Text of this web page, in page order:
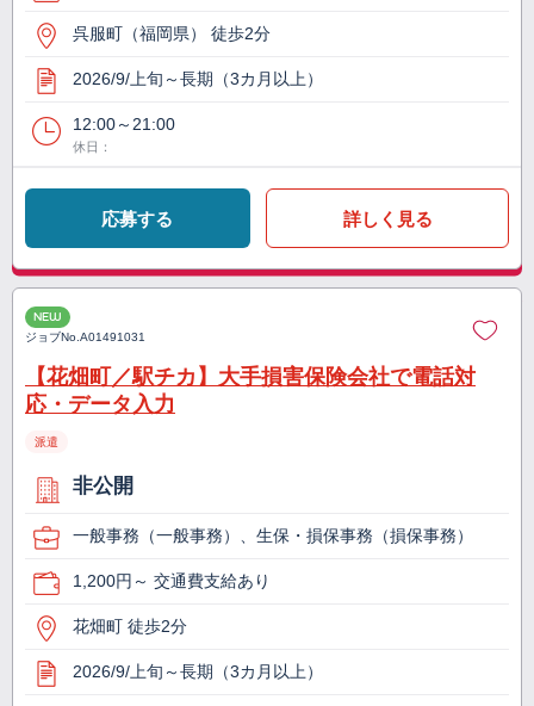
呉服町（福岡県） 徒歩2分
2026/9/上旬～長期（3カ月以上）
12:00～21:00
休日：
応募する 詳しく見る
NEW
ジョブNo.A01491031
【花畑町／駅チカ】大手損害保険会社で電話対
応・データ入力
派遣
非公開
一般事務（一般事務）、生保・損保事務（損保事務）
1,200円～ 交通費支給あり
花畑町 徒歩2分
2026/9/上旬～長期（3カ月以上）